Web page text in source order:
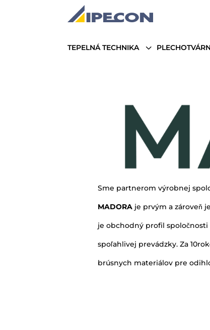
3
TEPELNÁ TECHNIKA
Sme partnerom výrobnej
MADORA je prvým a zároveň
je obchodný profil
spoľahlivej prevádzky. Za
brúsnych materiálov pre